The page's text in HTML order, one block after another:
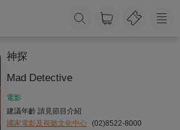
神探
Mad Detective
電影
建議年齡 請見節目介紹
國家電影及視聽文化中心 (02)8522-8000